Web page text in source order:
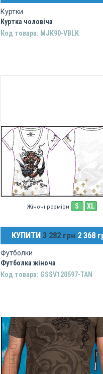
Куртки
Куртка чоловіча
Код товара: MJK90-VBLK
Жіночі розміри S XL
КУПИТИ 3 282 грн 2 368
Футболки
Футболка жіноча
Код товара: GSSV120597-TAN